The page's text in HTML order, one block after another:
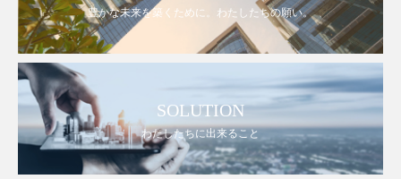
豊かな未来を築くために。わたしたちの願い。
SOLUTION
わたしたちに出来ること